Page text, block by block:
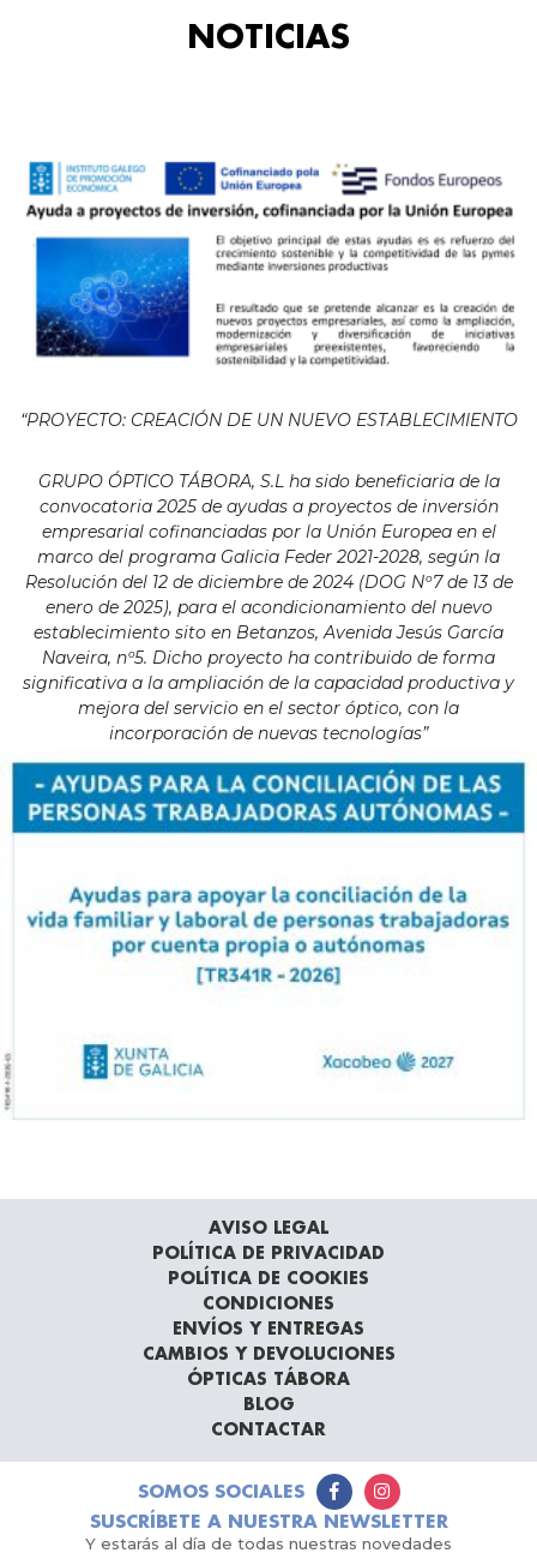
NOTICIAS
“PROYECTO: CREACIÓN DE UN NUEVO ESTABLECIMIENTO
GRUPO ÓPTICO TÁBORA, S.L ha sido beneficiaria de la
convocatoria 2025 de ayudas a proyectos de inversión
empresarial cofinanciadas por la Unión Europea en el
marco del programa Galicia Feder 2021-2028, según la
Resolución del 12 de diciembre de 2024 (DOG Nº7 de 13 de
enero de 2025), para el acondicionamiento del nuevo
establecimiento sito en Betanzos, Avenida Jesús García
Naveira, nº5. Dicho proyecto ha contribuido de forma
significativa a la ampliación de la capacidad productiva y
mejora del servicio en el sector óptico, con la
incorporación de nuevas tecnologías”
AVISO LEGAL
POLÍTICA DE PRIVACIDAD
POLÍTICA DE COOKIES
CONDICIONES
ENVÍOS Y ENTREGAS
CAMBIOS Y DEVOLUCIONES
ÓPTICAS TÁBORA
BLOG
CONTACTAR
SOMOS SOCIALES
SUSCRÍBETE A NUESTRA NEWSLETTER
Y estarás al día de todas nuestras novedades